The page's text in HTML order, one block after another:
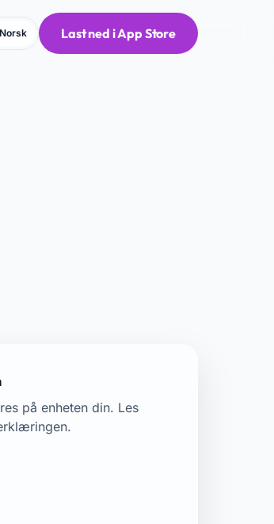
Norsk Last ned i App Store
på enheten din. Les
.